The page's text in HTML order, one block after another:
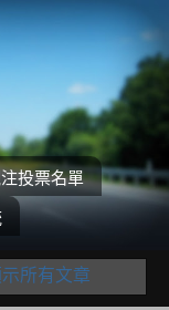
投票名單
所有文章